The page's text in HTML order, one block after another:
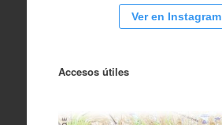
Ver en Instagram
Accesos útiles